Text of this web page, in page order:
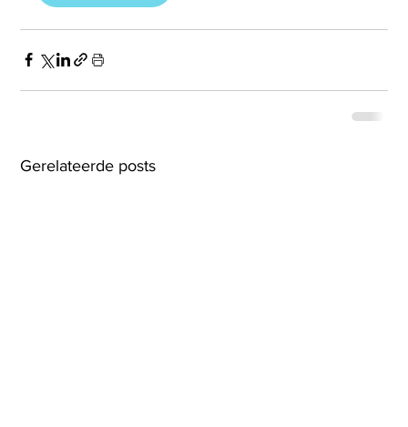
Gerelateerde posts